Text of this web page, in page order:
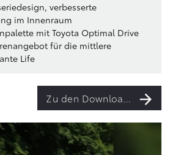
verbesserte
im Innenraum
mit Toyota Optimal Drive
für die mittlere
Life
Zu den Downloads